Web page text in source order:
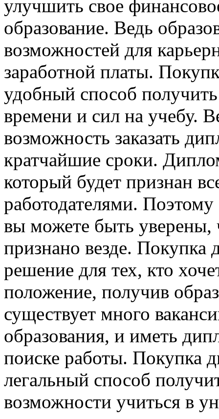
улучшить свое
образование. Ведь
возможностей для
заработной платы.
удобный способ
времени и сил на учебу.
возможность заказать
кратчайшие сроки.
который будет признан
работодателями. Поэтому
вы можете быть уверены,
признано везде. Покупка
решение для тех, кто
положение, получив
существует много
образования, и иметь
поиске работы. Покупка
легальный способ
возможности учиться в